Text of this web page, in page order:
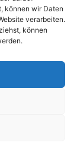
können wir Daten
verarbeiten.
können